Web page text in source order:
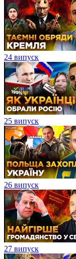
24 випуск
25 випуск
26 випуск
27 випуск